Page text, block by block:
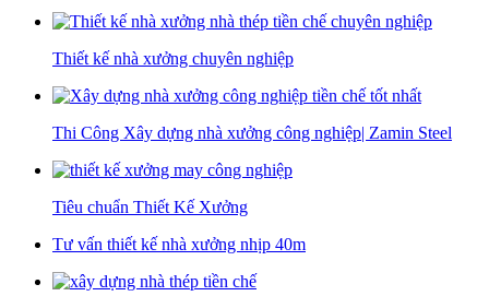
Thiết kế nhà xưởng chuyên nghiệp
Thi Công Xây dựng nhà xưởng công nghiệp| Zamin Steel
Tiêu chuẩn Thiết Kế Xưởng
Tư vấn thiết kế nhà xưởng nhịp 40m